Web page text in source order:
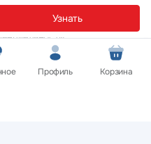
Узнать
у менеджера при
«Эпл Тэк»
Профиль Корзина